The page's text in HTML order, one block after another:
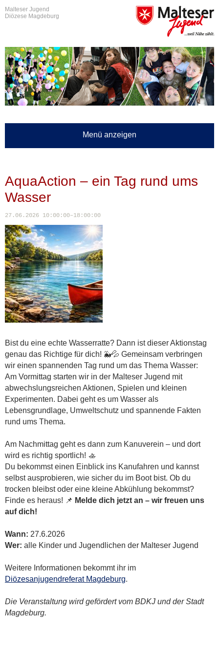
Malteser Jugend
Diözese Magdeburg
Menü anzeigen
AquaAction – ein Tag rund ums
Wasser
27.06.2026 10:00:00–18:00:00
Bist du eine echte Wasserratte? Dann ist dieser Aktionstag
genau das Richtige für dich! 🐳💦 Gemeinsam verbringen
wir einen spannenden Tag rund um das Thema Wasser:
Am Vormittag starten wir in der Malteser Jugend mit
abwechslungsreichen Aktionen, Spielen und kleinen
Experimenten. Dabei geht es um Wasser als
Lebensgrundlage, Umweltschutz und spannende Fakten
rund ums Thema.
Am Nachmittag geht es dann zum Kanuverein – und dort
wird es richtig sportlich! 🚣
Du bekommst einen Einblick ins Kanufahren und kannst
selbst ausprobieren, wie sicher du im Boot bist. Ob du
trocken bleibst oder eine kleine Abkühlung bekommst?
Finde es heraus! 📌 Melde dich jetzt an – wir freuen uns
auf dich!
Wann: 27.6.2026
Wer: alle Kinder und Jugendlichen der Malteser Jugend
Weitere Informationen bekommt ihr im
Diözesanjugendreferat Magdeburg.
Die Veranstaltung wird gefördert vom BDKJ und der Stadt
Magdeburg.